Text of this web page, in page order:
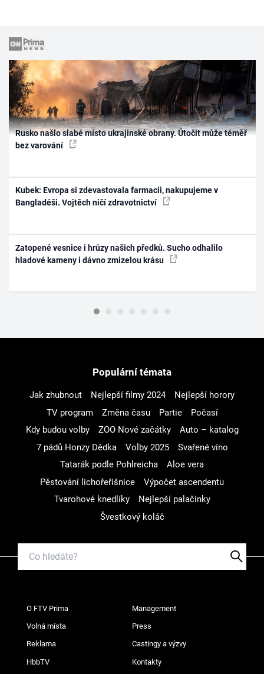
Rusko našlo slabé místo ukrajinské obrany. Útočit může téměř
bez varování
Kubek: Evropa si zdevastovala farmacii, nakupujeme v
Bangladéši. Vojtěch ničí zdravotnictví
Zatopené vesnice i hrůzy našich předků. Sucho odhalilo
hladové kameny i dávno zmizelou krásu
Populární témata
Jak zhubnout Nejlepší filmy 2024
Nejlepší horory
TV program
Změna času Partie
Počasí
Kdy budou volby
ZOO Nové začátky
Auto – katalog
7 pádů Honzy Dědka
Volby 2025
Svařené víno
Tatarák podle Pohlreicha
Aloe vera
Pěstování lichořeřišnice
Výpočet ascendentu
Tvarohové knedlíky
Nejlepší palačinky
Švestkový koláč
O FTV Prima Management
Volná místa Press
Reklama Castingy a výzvy
HbbTV Kontakty